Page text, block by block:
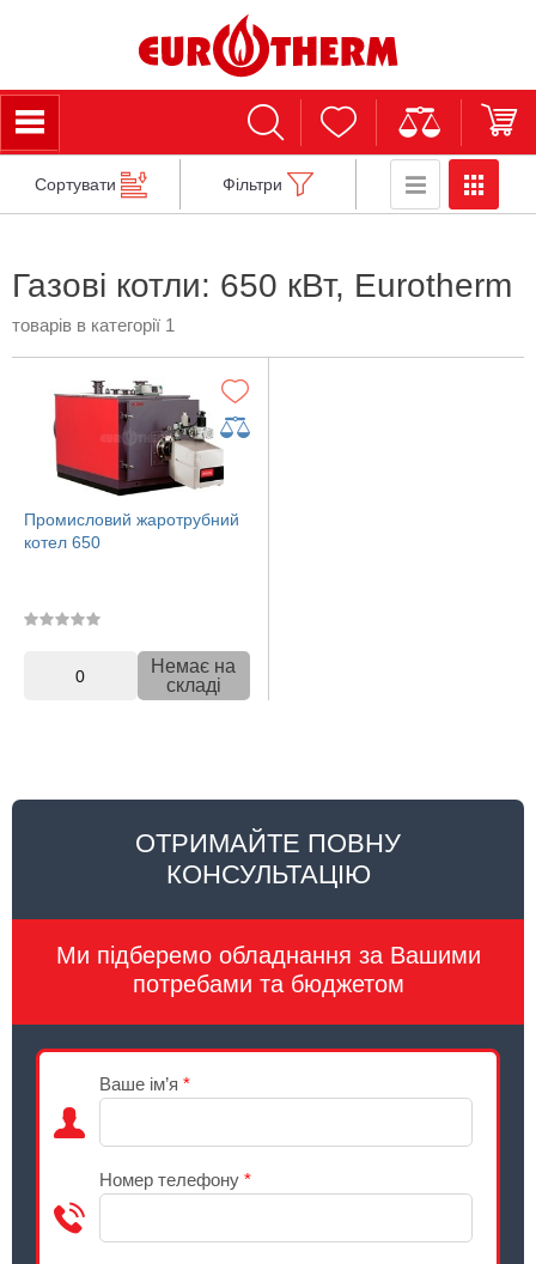
Сортувати Фільтри
Газові котли: 650 кВт, Eurotherm
товарів в категорії 1
Промисловий жаротрубний
котел 650
0
Немає на
складі
ОТРИМАЙТЕ ПОВНУ
КОНСУЛЬТАЦІЮ
Ми підберемо обладнання за Вашими
потребами та бюджетом
Ваше ім’я *
Номер телефону *